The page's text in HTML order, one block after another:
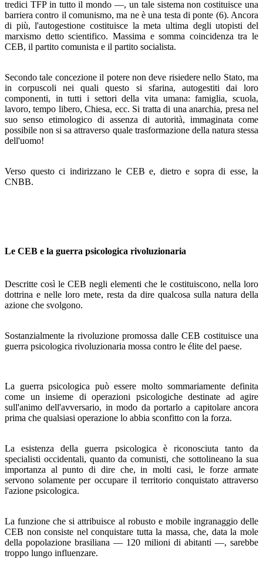
tredici TFP in tutto il mondo —, un tale sistema non costituisce una
barriera contro il comunismo, ma ne è una testa di ponte (6). Ancora
di più, l'autogestione costitui­sce la meta ultima degli utopisti del
marxismo detto scienti­fico. Massima e somma coincidenza tra le
CEB, il partito comunista e il partito socialista.
Secondo tale concezione il potere non deve risiedere nello Stato, ma
in corpuscoli nei quali questo si sfarina, autogesti­ti dai loro
componenti, in tutti i settori della vita umana: famiglia, scuola,
lavoro, tempo libero, Chiesa, ecc. Si tratta di una anarchia, presa nel
suo senso etimologico di assenza di autorità, immaginata come
possibile non si sa attraverso quale trasformazione della natura stessa
dell'uomo!
Verso questo ci indirizzano le CEB e, dietro e sopra di esse, la
CNBB.
Le CEB e la guerra psicologica rivoluzionaria
Descritte così le CEB negli elementi che le costituiscono, nella loro
dottrina e nelle loro mete, resta da dire qualcosa sulla natura della
azione che svolgono.
Sostanzialmente la rivoluzione promossa dalle CEB costi­tuisce una
guerra psicologica rivoluzionaria mossa contro le élite del paese.
La guerra psicologica può essere molto sommariamente definita
come un insieme di operazioni psicologiche destina­te ad agire
sull'animo dell'avversario, in modo da portarlo a capitolare ancora
prima che qualsiasi operazione lo abbia sconfitto con la forza.
La esistenza della guerra psicologica è riconosciuta tanto da
specialisti occidentali, quanto da comunisti, che sottoli­neano la sua
importanza al punto di dire che, in molti casi, le forze armate
servono solamente per occupare il territorio conquistato attraverso
l'azione psicologica.
La funzione che si attribuisce al robusto e mobile ingra­naggio delle
CEB non consiste nel conquistare tutta la mas­sa, che, data la mole
della popolazione brasiliana — 120 milioni di abitanti —, sarebbe
troppo lungo influenzare.